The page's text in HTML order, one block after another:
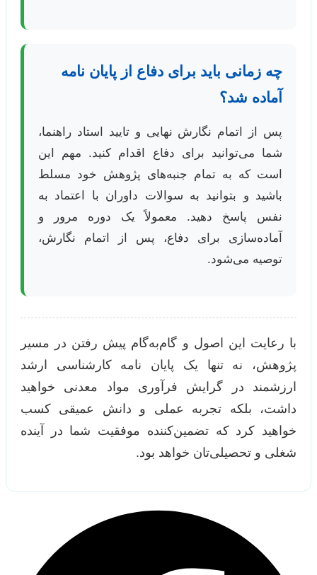
چه زمانی باید برای دفاع از پایان نامه
آماده شد؟
پس از اتمام نگارش نهایی و تایید استاد راهنما،
شما می‌توانید برای دفاع اقدام کنید. مهم این
است که به تمام جنبه‌های پژوهش خود مسلط
باشید و بتوانید به سوالات داوران با اعتماد به
نفس پاسخ دهید. معمولاً یک دوره مرور و
آماده‌سازی برای دفاع، پس از اتمام نگارش،
توصیه می‌شود.
با رعایت این اصول و گام‌به‌گام پیش رفتن در مسیر
پژوهش، نه تنها یک پایان نامه کارشناسی ارشد
ارزشمند در گرایش فرآوری مواد معدنی خواهید
داشت، بلکه تجربه عملی و دانش عمیقی کسب
خواهید کرد که تضمین‌کننده موفقیت شما در آینده
شغلی و تحصیلی‌تان خواهد بود.